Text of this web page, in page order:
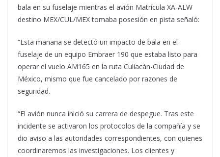
bala en su fuselaje mientras el avión Matrícula XA-ALW
destino MEX/CUL/MEX tomaba posesión en pista señaló:
“Esta mañana se detectó un impacto de bala en el
fuselaje de un equipo Embraer 190 que estaba listo para
operar el vuelo AM165 en la ruta Culiacán-Ciudad de
México, mismo que fue cancelado por razones de
seguridad.
“El avión nunca inició su carrera de despegue. Tras este
incidente se activaron los protocolos de la compañía y se
dio aviso a las autoridades correspondientes, con quienes
coordinaremos las investigaciones. Los clientes y